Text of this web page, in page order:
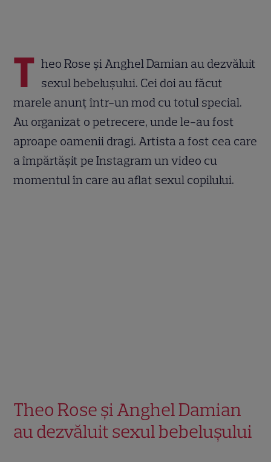
T heo Rose și Anghel Damian au dezvăluit
sexul bebelușului. Cei doi au făcut
marele anunț într-un mod cu totul special.
Au organizat o petrecere, unde le-au fost
aproape oamenii dragi. Artista a fost cea care
a împărtășit pe Instagram un video cu
momentul în care au aflat sexul copilului.
Theo Rose și Anghel Damian
au dezvăluit sexul bebelușului